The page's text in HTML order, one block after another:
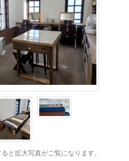
と拡大写真がご覧になります。